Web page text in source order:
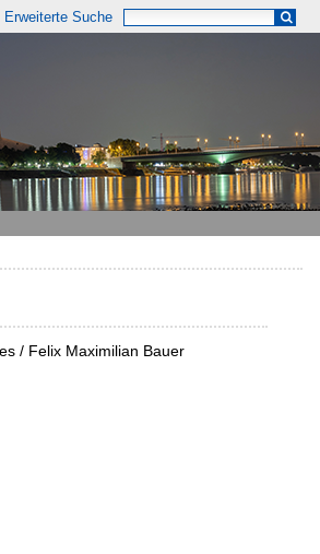
Erweiterte Suche
/ Felix Maximilian Bauer